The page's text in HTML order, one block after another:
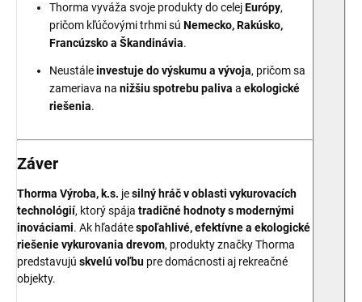
Thorma vyváža svoje produkty do celejEurópy,
pričom kľúčovými trhmi sú Nemecko, Rakúsko,
Francúzsko a Škandinávia.
Neustáleinvestuje do výskumu a vývoja, pričom sa
zameriava na nižšiu spotrebu paliva a ekologické
riešenia.
Záver
Thorma Výroba, k.s. jesilný hráč v oblasti vykurovacích
technológií, ktorý spája tradičné hodnoty s modernými
inováciami. Ak hľadátespoľahlivé, efektívne a ekologické
riešenie vykurovania drevom, produkty značky Thorma
predstavujú skvelú voľbu pre domácnosti aj rekreačné
objekty.